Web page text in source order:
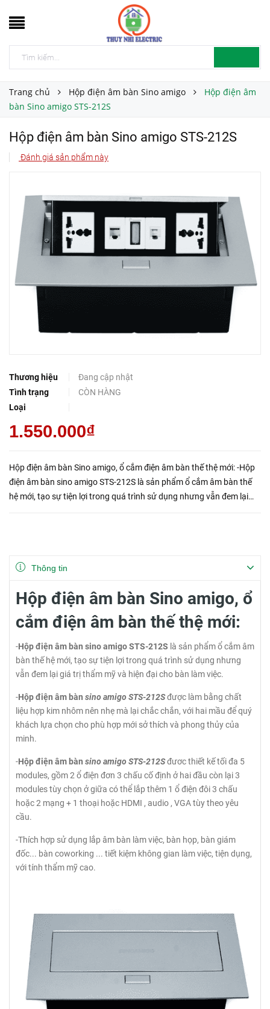
Trang chủ Hộp điện âm bàn Sino amigo
Hộp điện âm
bàn Sino amigo STS-212S
Hộp điện âm bàn Sino amigo STS-212S
Đánh giá sản phẩm này
Thương hiệu
Đang cập nhật
Tình trạng
CÒN HÀNG
Loại
1.550.000₫
Hộp điện âm bàn Sino amigo, ổ cắm điện âm bàn thế thệ mới: -Hộp
điện âm bàn sino amigo STS-212S là sản phẩm ổ cắm âm bàn thế
hệ mới, tạo sự tiện lợi trong quá trình sử dụng nhưng vẫn đem lại
Thông tin
Hộp điện âm bàn Sino amigo, ổ
cắm điện âm bàn thế thệ mới:
-Hộp điện âm bàn sino amigo STS-212S là sản phẩm ổ cắm âm
bàn thế hệ mới, tạo sự tiện lợi trong quá trình sử dụng nhưng
vẫn đem lại giá trị thẩm mỹ và hiện đại cho bàn làm việc.
-Hộp điện âm bàn sino amigo STS-212Sđược làm bằng chất
liệu hợp kim nhôm nên nhẹ mà lại chắc chắn, với hai mầu để quý
khách lựa chọn cho phù hợp mới sở thích và phong thủy của
minh.
-Hộp điện âm bàn sino amigo STS-212Sđươc thiết kế tối đa 5
modules, gồm 2 ổ điện đơn 3 chấu cố định ở hai đầu còn lại 3
modules tùy chọn ở giữa có thể lắp thêm 1 ổ điện đôi 3 chấu
hoặc 2 mạng + 1 thoại hoặc HDMI , audio , VGA tùy theo yêu
cầu.
-Thích hợp sử dụng lắp âm bàn làm việc, bàn họp, bàn giám
đốc... bàn coworking ... tiết kiệm không gian làm việc, tiện dụng,
với tính thẩm mỹ cao.